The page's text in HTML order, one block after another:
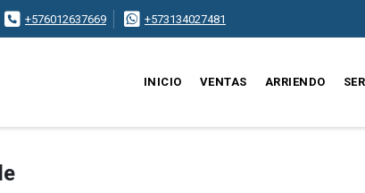
+576012637669 +573134027481
INICIO VENTAS ARRIENDO